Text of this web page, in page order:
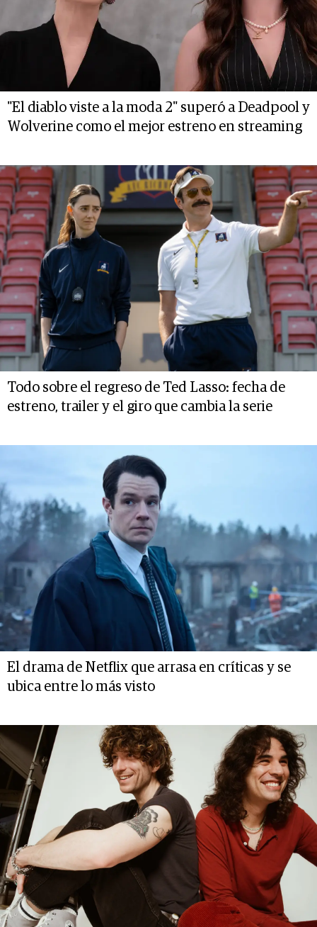
"El diablo viste a la moda 2" superó a Deadpool y
Wolverine como el mejor estreno en streaming
Todo sobre el regreso de Ted Lasso: fecha de
estreno, trailer y el giro que cambia la serie
El drama de Netflix que arrasa en críticas y se
ubica entre lo más visto